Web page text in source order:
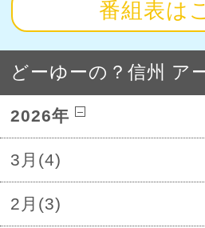
番組表は
どーゆーの？信州 ア
2026年
3月(4)
2月(3)